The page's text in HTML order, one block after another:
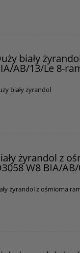
biały
AB/13/Le 8-
biały żyrandol
żyrandol z
W8 BIA/
żyrandol z ośmioma